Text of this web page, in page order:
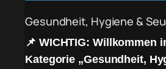
Gesundheit, Hygiene &
📌 WICHTIG: Willkommen
Kategorie „Gesundheit,